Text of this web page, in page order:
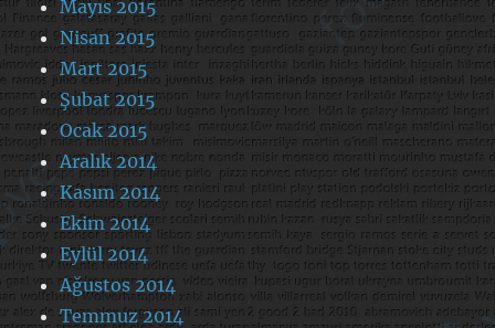
Mayıs 2015
Nisan 2015
Mart 2015
Şubat 2015
Ocak 2015
Aralık 2014
Kasım 2014
Ekim 2014
Eylül 2014
Ağustos 2014
Temmuz 2014